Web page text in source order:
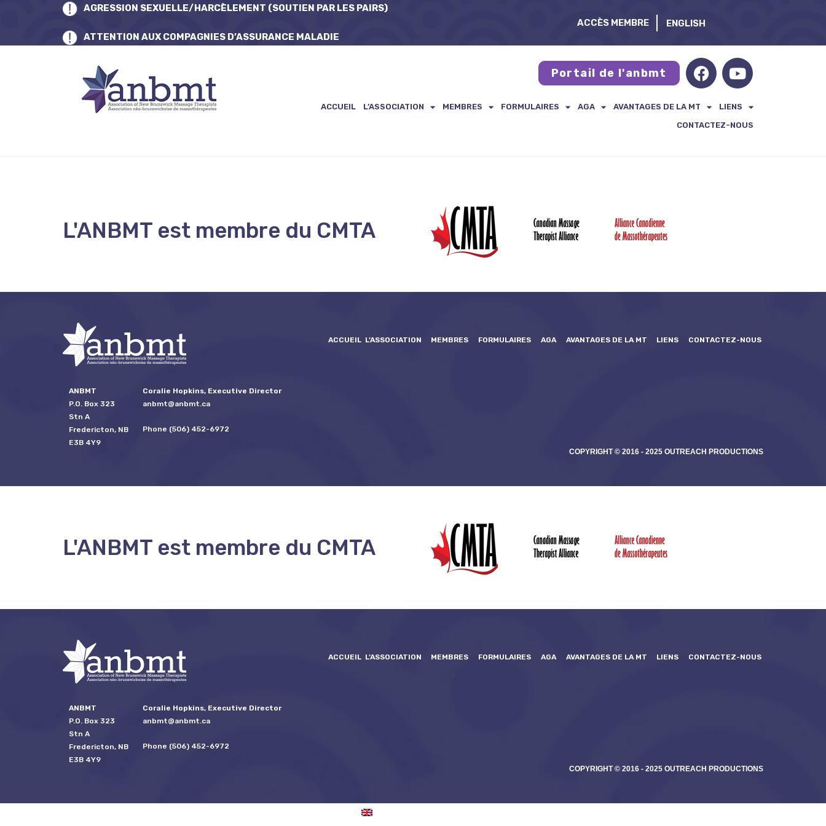
AGRESSION SEXUELLE/HARCÈLEMENT (SOUTIEN PAR LES PAIRS)
ATTENTION AUX COMPAGNIES D’ASSURANCE MALADIE
ACCÈS MEMBRE ENGLISH
Portail de l'anbmt
ACCUEIL L’ASSOCIATION MEMBRES FORMULAIRES AGA AVANTAGES DE LA MT
LIENS
CONTACTEZ-NOUS
L'ANBMT est membre du CMTA
ANBMT
P.O. Box 323
Stn A
Fredericton, NB
E3B 4Y9
Coralie Hopkins, Executive Director
anbmt@anbmt.ca
Phone (506) 452-6972
ACCUEIL L’ASSOCIATION MEMBRES FORMULAIRES AGA AVANTAGES DE LA MT LIENS CONTACTEZ-NOUS
COPYRIGHT © 2016 - 2025 OUTREACH PRODUCTIONS
L'ANBMT est membre du CMTA
ANBMT
P.O. Box 323
Stn A
Fredericton, NB
E3B 4Y9
Coralie Hopkins, Executive Director
anbmt@anbmt.ca
Phone (506) 452-6972
ACCUEIL L’ASSOCIATION MEMBRES FORMULAIRES AGA AVANTAGES DE LA MT LIENS CONTACTEZ-NOUS
COPYRIGHT © 2016 - 2025 OUTREACH PRODUCTIONS